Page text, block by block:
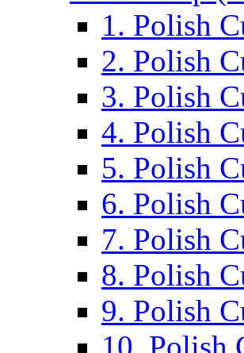
1. Polish
2. Polish
3. Polish
4. Polish
5. Polish
6. Polish
7. Polish
8. Polish
9. Polish
10. Polish